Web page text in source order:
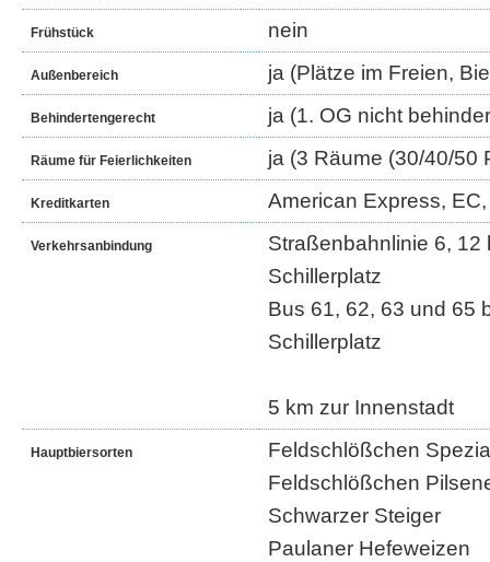
Frühstück nein
Außenbereich ja (Plätze im Freien,
Behindertengerecht ja (1. OG nicht
Räume für Feierlichkeiten ja (3 Räume (30/40/50
Kreditkarten American Express,
Verkehrsanbindung
Straßenbahnlinie 6, 12
Schillerplatz
Bus 61, 62, 63 und 65
Schillerplatz
5 km zur Innenstadt
Hauptbiersorten
Feldschlößchen
Feldschlößchen
Schwarzer Steiger
Paulaner Hefeweizen